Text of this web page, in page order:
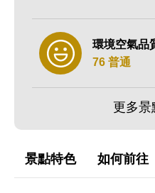
環境空氣品
76 普通
更多景
景點特色 如何前往